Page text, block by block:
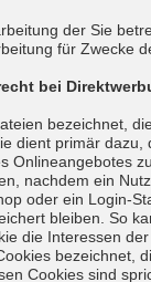
der Sie
für Zwecke
bei
bezeichnet,
dient primär
Onlineangebotes
nachdem ein
oder ein Login-
bleiben. So
die Interessen
bezeichnet,
Cookies sind